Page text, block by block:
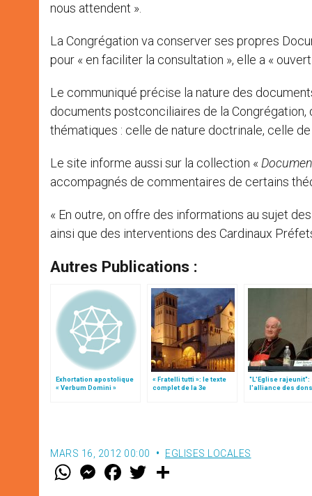
nous attendent ».
La Congrégation va conserver ses propres
pour « en faciliter la consultation », elle a «
Le communiqué précise la nature des
documents postconciliaires de la
thématiques : celle de nature doctrinale, celle
Le site informe aussi sur la collection «
accompagnés de commentaires de certains
« En outre, on offre des informations au sujet
ainsi que des interventions des Cardinaux
Autres Publications :
Exhortation apostolique
« Verbum Domini »
« Fratelli tutti »: le texte
complet de la 3e
"L'Eglise rajeunit":
l'alliance des dons
MARS 16, 2012 00:00 EGLISES LOCALES
W M
e
F
a w